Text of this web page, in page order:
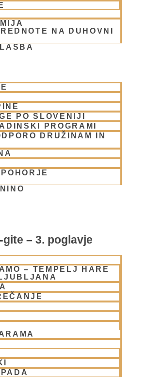
NA DUHOVNI
PO SLOVENIJI
PROGRAMI
DRUŽINAM IN
– TEMPELJ HARE
– 3. poglavje